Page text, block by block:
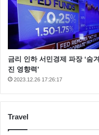
금리 인하 서민경제 파장 ‘숨겨
진 영향력’
2023.12.26 17:26:17
Travel